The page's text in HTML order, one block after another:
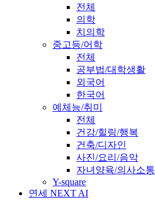
전체
의학
치의학
중고등/어학
전체
공부법/대학생활
외국어
한국어
예체능/취미
전체
건강/힐링/행복
건축/디자인
사진/요리/음악
자녀양육/의사소통
Y-square
연세 NEXT AI